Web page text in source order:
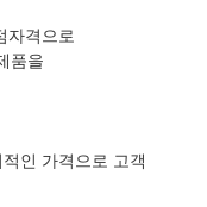
자격으로
품을
인 가격으로 고객